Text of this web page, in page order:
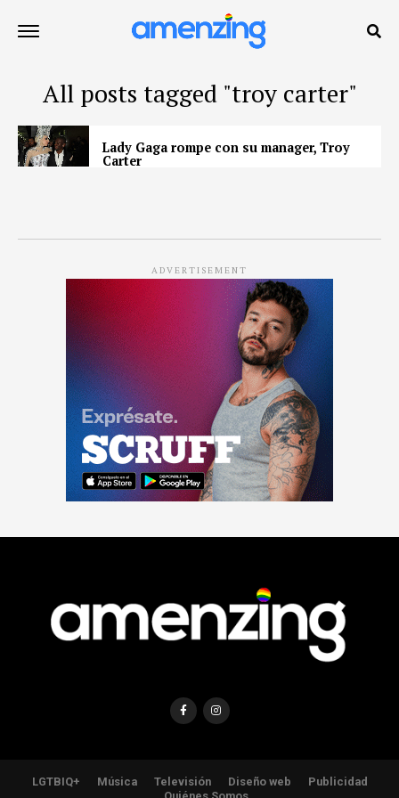
All posts tagged "troy carter"
Lady Gaga rompe con su manager, Troy
Carter
ADVERTISEMENT
LGTBIQ+ Música Televisión Diseño web
Publicidad